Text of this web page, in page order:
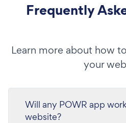
Frequently
Learn more about how
your
Will any POWR app
website?